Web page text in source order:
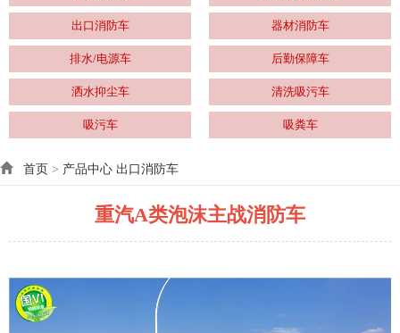
出口消防车 器材消防车
排水/电源车 后勤保障车
洒水抑尘车 清洗吸污车
吸污车 吸粪车
首页 > 产品中心 出口消防车
重汽A类泡沫主战消防车